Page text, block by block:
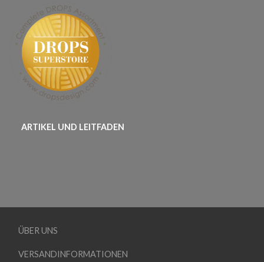
ARTIKEL UND LEITFADEN
ÜBER UNS
VERSANDINFORMATIONEN